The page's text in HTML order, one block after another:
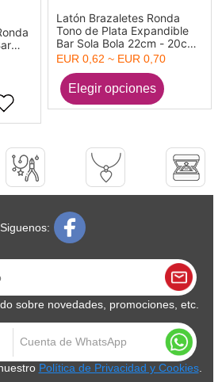
Latón Brazaletes Ronda
Tono de Plata Expandible
Bar Sola Bola 22cm - 20cm
longitud, 1 Unidad
EUR 0,62 ~ EUR 0,70
Siguenos:
sobre novedades, promociones, etc.
Política de Privacidad y Cookies.